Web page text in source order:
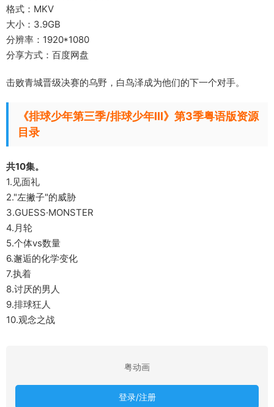
格式：MKV
大小：3.9GB
分辨率：1920*1080
分享方式：百度网盘
击败青城晋级决赛的乌野，白鸟泽成为他们的下一个对手。
《排球少年第三季/排球少年III》第3季粤语版资源
目录
共10集。
1.见面礼
2."左撇子"的威胁
3.GUESS·MONSTER
4.月轮
5.个体vs数量
6.邂逅的化学变化
7.执着
8.讨厌的男人
9.排球狂人
10.观念之战
粤动画
登录/注册